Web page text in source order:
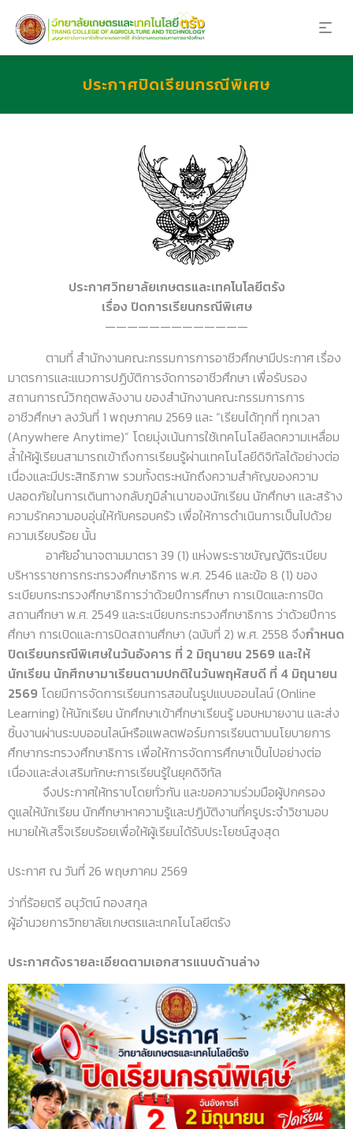
ประกาศปิดเรียนกรณีพิเศษ
ประกาศวิทยาลัยเกษตรและเทคโนโลยีตรัง
เรื่อง ปิดการเรียนกรณีพิเศษ
—————————————
ตามที่ สำนักงานคณะกรรมการการอาชีวศึกษามีประกาศ เรื่อง
มาตรการและแนวการปฏิบัติการจัดการอาชีวศึกษา เพื่อรับรอง
สถานการณ์วิกฤตพลังงาน ของสำนักงานคณะกรรมการการ
อาชีวศึกษา ลงวันที่ 1 พฤษภาคม 2569 และ “เรียนได้ทุกที่ ทุกเวลา
(Anywhere Anytime)” โดยมุ่งเน้นการใช้เทคโนโลยีลดความเหลื่อม
ล้ำให้ผู้เรียนสามารถเข้าถึงการเรียนรู้ผ่านเทคโนโลยีดิจิทัลได้อย่างต่อ
เนื่องและมีประสิทธิภาพ รวมทั้งตระหนักถึงความสำคัญของความ
ปลอดภัยในการเดินทางกลับภูมิลำเนาของนักเรียน นักศึกษา และสร้าง
ความรักความอบอุ่นให้กับครอบครัว เพื่อให้การดำเนินการเป็นไปด้วย
ความเรียบร้อย นั้น
อาศัยอำนาจตามมาตรา 39 (1) แห่งพระราชบัญญัติระเบียบ
บริหารราชการกระทรวงศึกษาธิการ พ.ศ. 2546 และข้อ 8 (1) ของ
ระเบียบกระทรวงศึกษาธิการว่าด้วยปีการศึกษา การเปิดและการปิด
สถานศึกษา พ.ศ. 2549 และระเบียบกระทรวงศึกษาธิการ ว่าด้วยปีการ
ศึกษา การเปิดและการปิดสถานศึกษา (ฉบับที่ 2) พ.ศ. 2558 จึงกำหนด
ปิดเรียนกรณีพิเศษในวันอังคาร ที่ 2 มิถุนายน 2569 และให้
นักเรียน นักศึกษามาเรียนตามปกติในวันพฤหัสบดี ที่ 4 มิถุนายน
2569 โดยมีการจัดการเรียนการสอนในรูปแบบออนไลน์ (Online
Learning) ให้นักเรียน นักศึกษาเข้าศึกษาเรียนรู้ มอบหมายงาน และส่ง
ชิ้นงานผ่านระบบออนไลน์หรือแพลตฟอร์มการเรียนตามนโยบายการ
ศึกษากระทรวงศึกษาธิการ เพื่อให้การจัดการศึกษาเป็นไปอย่างต่อ
เนื่องและส่งเสริมทักษะการเรียนรู้ในยุคดิจิทัล
จึงประกาศให้ทราบโดยทั่วกัน และขอความร่วมมือผู้ปกครอง
ดูแลให้นักเรียน นักศึกษาหาความรู้และปฏิบัติงานที่ครูประจำวิชามอบ
หมายให้เสร็จเรียบร้อยเพื่อให้ผู้เรียนได้รับประโยชน์สูงสุด
ประกาศ ณ วันที่ 26 พฤษภาคม 2569
ว่าที่ร้อยตรี อนุวัตน์ ทองสกุล
ผู้อำนวยการวิทยาลัยเกษตรและเทคโนโลยีตรัง
ประกาศดังรายละเอียดตามเอกสารแนบด้านล่าง